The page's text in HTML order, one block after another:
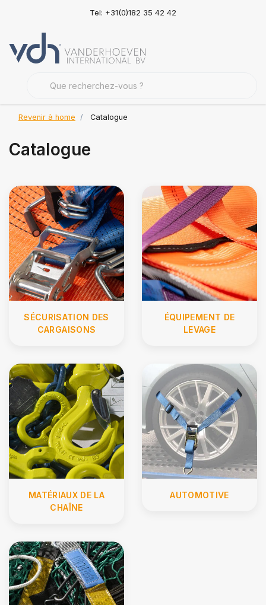
Tel: +31(0)182 35 42 42
Revenir à home Catalogue
Catalogue
SÉCURISATION DES
CARGAISONS
ÉQUIPEMENT DE
LEVAGE
MATÉRIAUX DE LA
CHAÎNE
AUTOMOTIVE